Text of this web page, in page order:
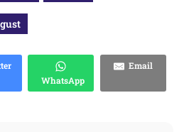
WhatsApp
Email